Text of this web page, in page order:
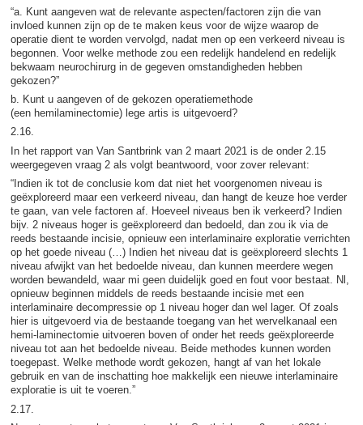
“a. Kunt aangeven wat de relevante aspecten/factoren zijn die van
invloed kunnen zijn op de te maken keus voor de wijze waarop de
operatie dient te worden vervolgd, nadat men op een verkeerd niveau is
begonnen. Voor welke methode zou een redelijk handelend en redelijk
bekwaam neurochirurg in de gegeven omstandigheden hebben
gekozen?”
b. Kunt u aangeven of de gekozen operatiemethode
(een hemilaminectomie) lege artis is uitgevoerd?
2.16.
In het rapport van Van Santbrink van 2 maart 2021 is de onder 2.15
weergegeven vraag 2 als volgt beantwoord, voor zover relevant:
“Indien ik tot de conclusie kom dat niet het voorgenomen niveau is
geëxploreerd maar een verkeerd niveau, dan hangt de keuze hoe verder
te gaan, van vele factoren af. Hoeveel niveaus ben ik verkeerd? Indien
bijv. 2 niveaus hoger is geëxploreerd dan bedoeld, dan zou ik via de
reeds bestaande incisie, opnieuw een interlaminaire exploratie verrichten
op het goede niveau (…) Indien het niveau dat is geëxploreerd slechts 1
niveau afwijkt van het bedoelde niveau, dan kunnen meerdere wegen
worden bewandeld, waar mi geen duidelijk goed en fout voor bestaat. Nl,
opnieuw beginnen middels de reeds bestaande incisie met een
interlaminaire decompressie op 1 niveau hoger dan wel lager. Of zoals
hier is uitgevoerd via de bestaande toegang van het wervelkanaal een
hemi-laminectomie uitvoeren boven of onder het reeds geëxploreerde
niveau tot aan het bedoelde niveau. Beide methodes kunnen worden
toegepast. Welke methode wordt gekozen, hangt af van het lokale
gebruik en van de inschatting hoe makkelijk een nieuwe interlaminaire
exploratie is uit te voeren.”
2.17.